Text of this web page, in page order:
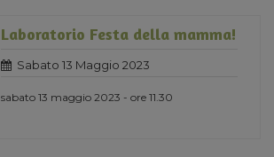
Laboratorio Festa della mamma!
Sabato 13 Maggio 2023
sabato 13 maggio 2023 - ore 11.30